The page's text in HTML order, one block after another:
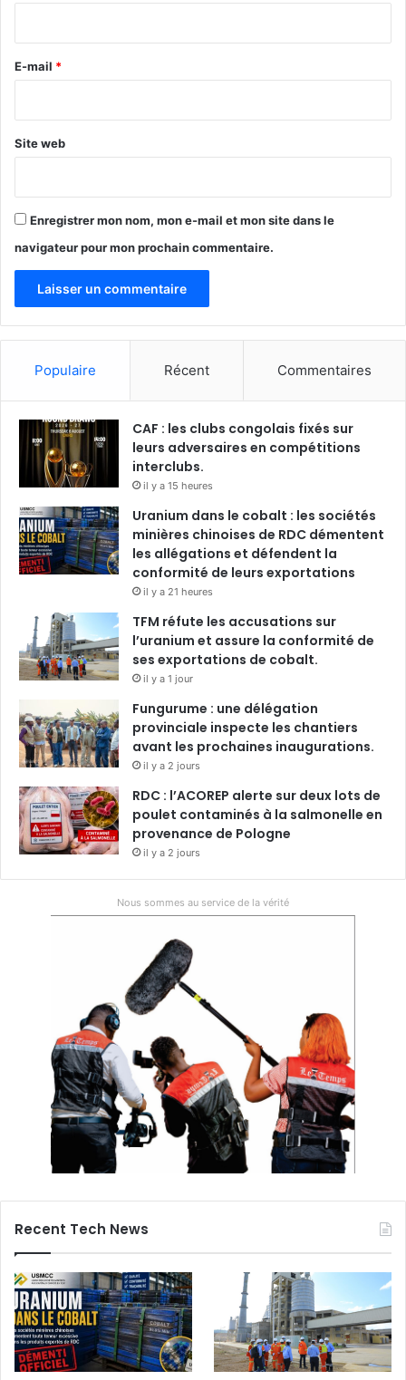
e
E-mail *
Site web
Enregistrer mon nom, mon e-mail et mon site dans le
navigateur pour mon prochain commentaire.
Populaire Récent Commentaires
CAF : les clubs congolais fixés sur
leurs adversaires en compétitions
interclubs.
il y a 15 heures
Uranium dans le cobalt : les sociétés
minières chinoises de RDC démentent
les allégations et défendent la
conformité de leurs exportations
il y a 21 heures
TFM réfute les accusations sur
l’uranium et assure la conformité de
ses exportations de cobalt.
il y a 1 jour
Fungurume : une délégation
provinciale inspecte les chantiers
avant les prochaines inaugurations.
il y a 2 jours
RDC : l’ACOREP alerte sur deux lots de
poulet contaminés à la salmonelle en
provenance de Pologne
il y a 2 jours
Nous sommes au service de la vérité
Recent Tech News